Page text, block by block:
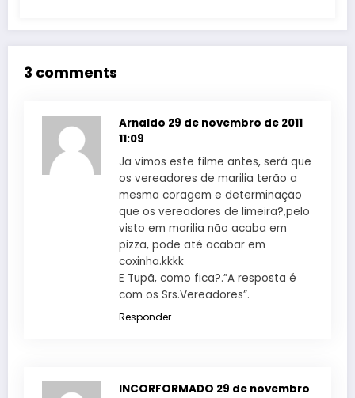
3 comments
Arnaldo 29 de novembro de 2011
11:09
Ja vimos este filme antes, será que
os vereadores de marilia terão a
mesma coragem e determinação
que os vereadores de limeira?,pelo
visto em marilia não acaba em
pizza, pode até acabar em
coxinha.kkkk
E Tupã, como fica?.”A resposta é
com os Srs.Vereadores”.
Responder
INCORFORMADO 29 de novembro